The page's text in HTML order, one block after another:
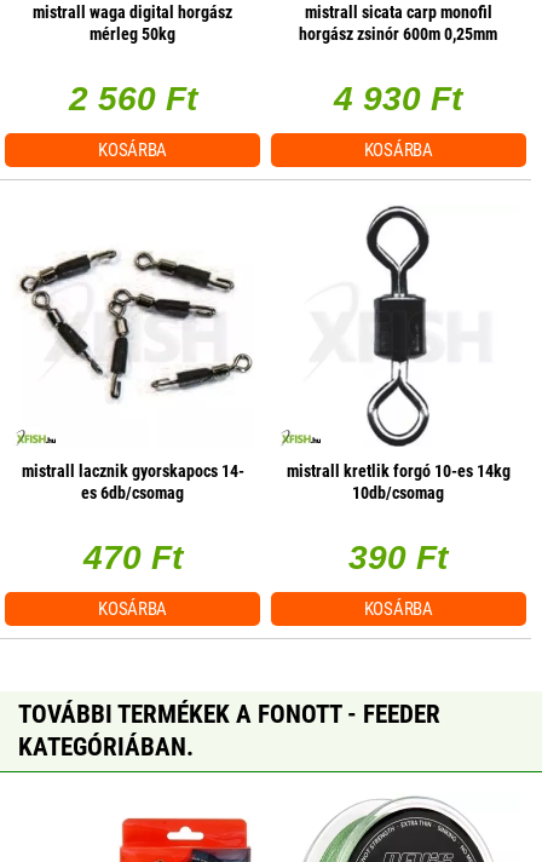
mistrall waga digital horgász
mérleg 50kg
2 560 Ft
KOSÁRBA
mistrall sicata carp monofil
horgász zsinór 600m 0,25mm
4 930 Ft
KOSÁRBA
mistrall lacznik gyorskapocs 14-
es 6db/csomag
470 Ft
KOSÁRBA
mistrall kretlik forgó 10-es 14kg
10db/csomag
390 Ft
KOSÁRBA
TOVÁBBI TERMÉKEK A FONOTT - FEEDER
KATEGÓRIÁBAN.